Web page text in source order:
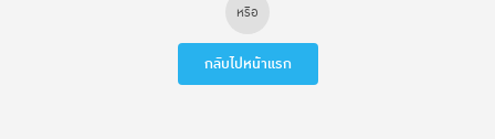
หรือ
กลับไปหน้าแรก